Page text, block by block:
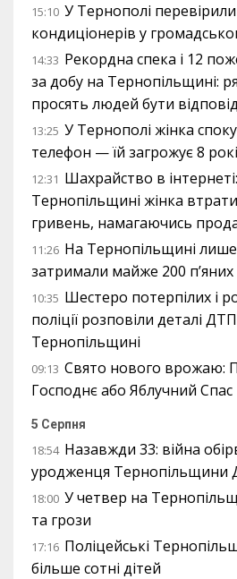
15:10 У Тернополі
кондиціонерів у
14:33 Рекордна спека і 12
за добу на Тернопільщині:
просять людей бути
13:25 У Тернополі жінка
телефон — їй загрожує 8
12:31 Шахрайство в
Тернопільщині жінка
гривень, намагаючись
11:26 На Тернопільщині лише
затримали майже 200 п’яних
10:35 Шестеро потерпілих і
поліції розповіли деталі
Тернопільщині
09:13 Свято нового врожаю:
Господнє або Яблучний Спас
5 Серпня
18:54 Назавжди 33: війна
уродженця Тернопільщини
18:00 У четвер на
та грози
17:16 Поліцейські
більше сотні дітей